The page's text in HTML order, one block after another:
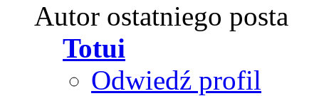
Autor ostatniego posta
Totui
Odwiedź profil